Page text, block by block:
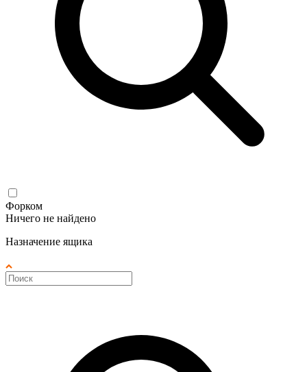
Форком
Ничего не найдено
Назначение ящика